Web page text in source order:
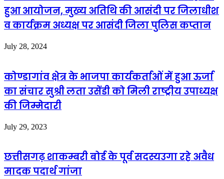
हुआ आयोजन, मुख्य अतिथि की आसंदी पर जिलाधीश
व कार्यक्रम अध्यक्ष पर आसंदी जिला पुलिस कप्तान
July 28, 2024
कोण्डागांव क्षेत्र के भाजपा कार्यकर्ताओं में हुआ ऊर्जा
का संचार सुश्री लता उसेंडी को मिली राष्ट्रीय उपाध्यक्ष
की जिम्मेदारी
July 29, 2023
छत्तीसगढ़ शाकम्बरी बोर्ड के पूर्व सदस्यउगा रहे अवैध
मादक पदार्थ गांजा